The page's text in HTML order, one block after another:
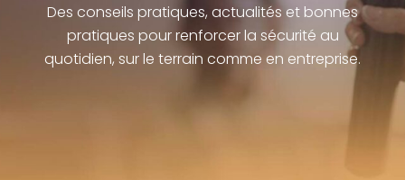
Des conseils pratiques, actualités et bonnes
pratiques pour renforcer la sécurité au
quotidien, sur le terrain comme en entreprise.